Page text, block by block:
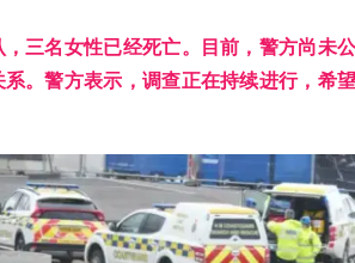
三名女性已经死亡。目前，警方尚未
。警方表示，调查正在持续进行，希